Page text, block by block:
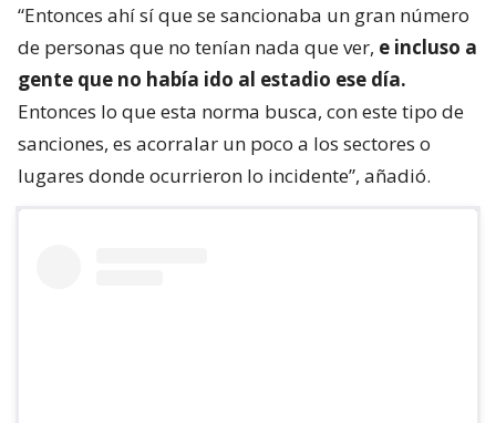
“Entonces ahí sí que se sancionaba un gran número
de personas que no tenían nada que ver, e incluso a
gente que no había ido al estadio ese día.
Entonces lo que esta norma busca, con este tipo de
sanciones, es acorralar un poco a los sectores o
lugares donde ocurrieron lo incidente”, añadió.